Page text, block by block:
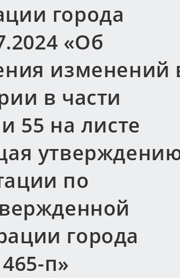
города
«Об
изменений
в части
55 на листе
по
города
п»